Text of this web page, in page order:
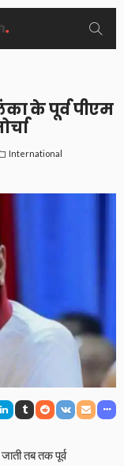
के पूर्व पीएम
International
तब तक पूर्व